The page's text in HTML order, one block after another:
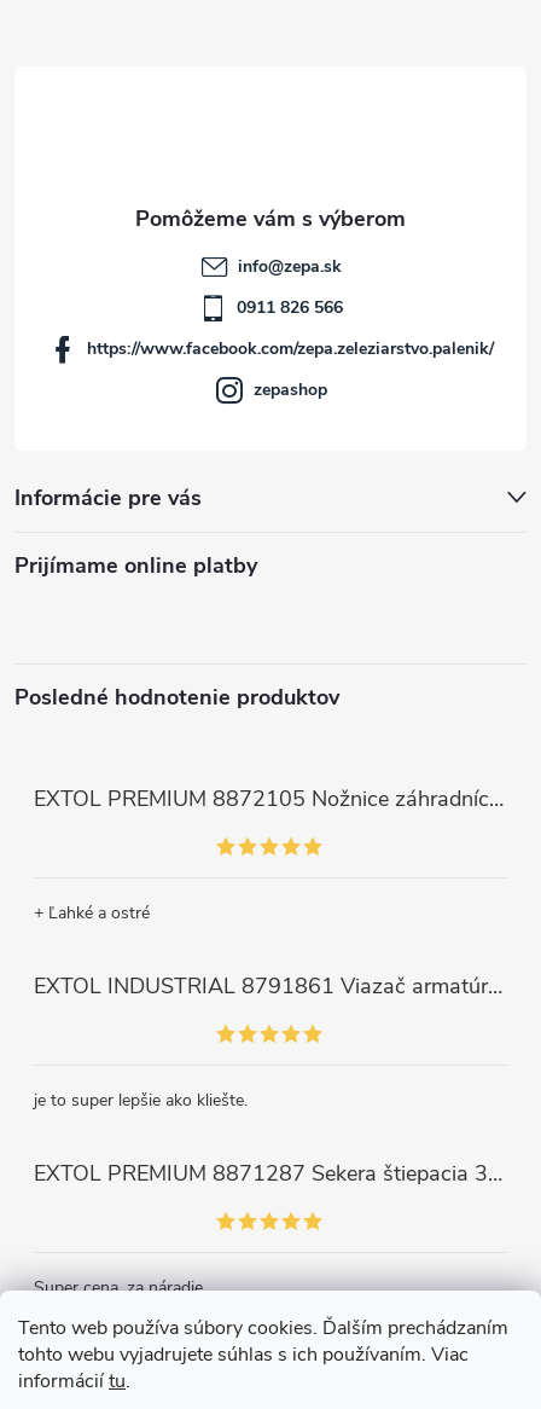
Tento web používa súbory cookies. Ďalším prechádzaním
tohto webu vyjadrujete súhlas s ich používaním. Viac
informáciítu.
Informácie pre vás
info@zepa.sk
0911 826 566
https://www.facebook.com/zepa.zeleziarstvo.palenik/
zepashop
Prijímame online platby
Posledné hodnotenie produktov
EXTOL PREMIUM 8872105 Nožnice záhradnícke dlhé úzke, 200mm, max. prestrih Ø6mm
+ Ľahké a ostré
EXTOL INDUSTRIAL 8791861 Viazač armatúr aku Share20V, bez aku, drôt 0,8mm, oko 8-34mm, bezuhlíkový motor
je to super lepšie ako kliešte.
EXTOL PREMIUM 8871287 Sekera štiepacia 3500g, nylónová násada 910mm
Super cena, za náradie.